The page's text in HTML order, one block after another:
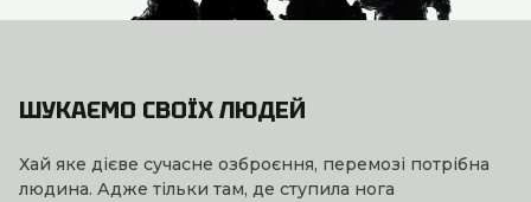
ШУКАЄМО СВОЇХ ЛЮДЕЙ
Хай яке дієве сучасне озброєння, перемозі потрібна
людина. Адже тільки там, де ступила нога